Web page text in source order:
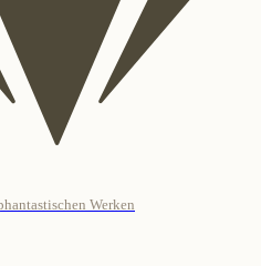
Werken